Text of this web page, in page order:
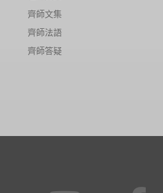
齊師文集
齊師法語
齊師答疑